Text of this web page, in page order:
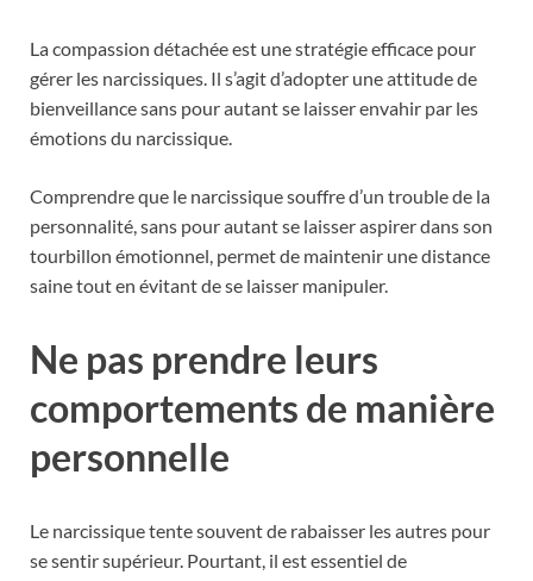
La compassion détachée est une stratégie efficace pour
gérer les narcissiques. Il s’agit d’adopter une attitude de
bienveillance sans pour autant se laisser envahir par les
émotions du narcissique.
Comprendre que le narcissique souffre d’un trouble de la
personnalité, sans pour autant se laisser aspirer dans son
tourbillon émotionnel, permet de maintenir une distance
saine tout en évitant de se laisser manipuler.
Ne pas prendre leurs
comportements de manière
personnelle
Le narcissique tente souvent de rabaisser les autres pour
se sentir supérieur. Pourtant, il est essentiel de